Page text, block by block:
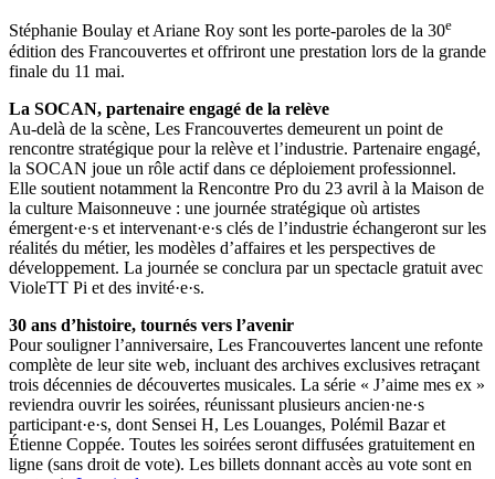
Stéphanie Boulay et Ariane Roy sont les porte-paroles de la 30e
édition des Francouvertes et offriront une prestation lors de la grande
finale du 11 mai.
La SOCAN, partenaire engagé de la relève
Au-delà de la scène, Les Francouvertes demeurent un point de
rencontre stratégique pour la relève et l’industrie. Partenaire engagé,
la SOCAN joue un rôle actif dans ce déploiement professionnel.
Elle soutient notamment la Rencontre Pro du 23 avril à la Maison de
la culture Maisonneuve : une journée stratégique où artistes
émergent·e·s et intervenant·e·s clés de l’industrie échangeront sur les
réalités du métier, les modèles d’affaires et les perspectives de
développement. La journée se conclura par un spectacle gratuit avec
VioleTT Pi et des invité·e·s.
30 ans d’histoire, tournés vers l’avenir
Pour souligner l’anniversaire, Les Francouvertes lancent une refonte
complète de leur site web, incluant des archives exclusives retraçant
trois décennies de découvertes musicales. La série « J’aime mes ex »
reviendra ouvrir les soirées, réunissant plusieurs ancien·ne·s
participant·e·s, dont Sensei H, Les Louanges, Polémil Bazar et
Étienne Coppée. Toutes les soirées seront diffusées gratuitement en
ligne (sans droit de vote). Les billets donnant accès au vote sont en